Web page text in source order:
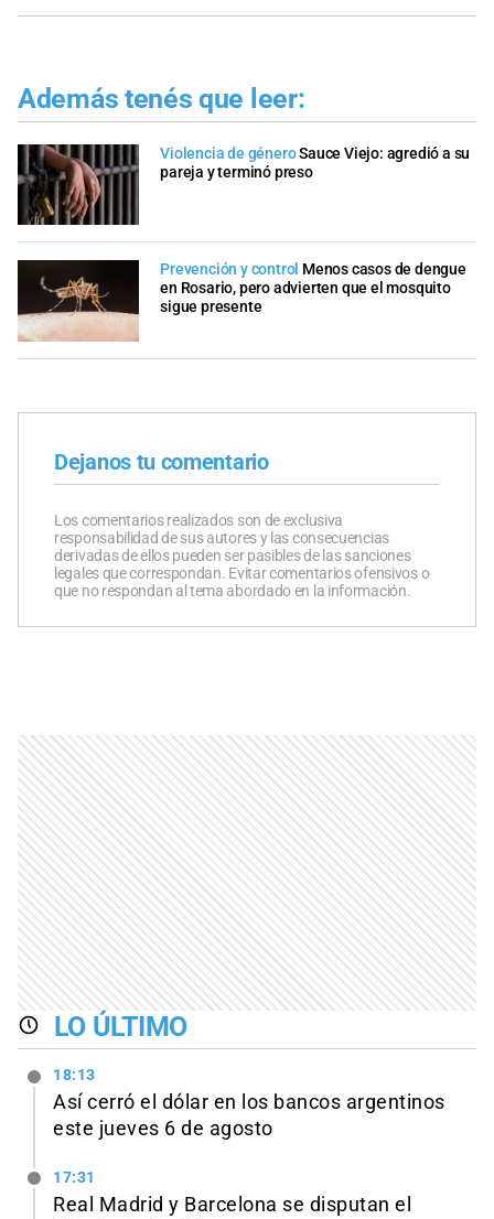
Además tenés que leer:
Violencia de géneroSauce Viejo: agredió a su
pareja y terminó preso
Prevención y control Menos casos de dengue
en Rosario, pero advierten que el mosquito
sigue presente
Dejanos tu comentario
Los comentarios realizados son de exclusiva
responsabilidad de sus autores y las consecuencias
derivadas de ellos pueden ser pasibles de las sanciones
legales que correspondan. Evitar comentarios ofensivos o
que no respondan al tema abordado en la información.
LO ÚLTIMO
18:13
Así cerró el dólar en los bancos argentinos
este jueves 6 de agosto
17:31
Real Madrid y Barcelona se disputan el